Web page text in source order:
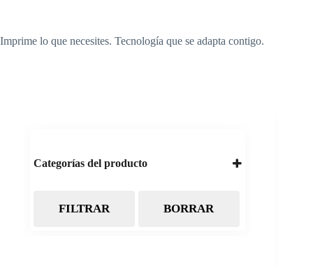
Imprime lo que necesites. Tecnología que se adapta contigo.
Categorías del producto
Almacenamiento
FILTRAR BORRAR